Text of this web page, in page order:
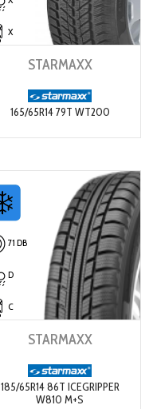
X
STARMAXX
165/65R14 79T WT200
71 DB
D
C
STARMAXX
185/65R14 86T ICEGRIPPER
W810 M+S